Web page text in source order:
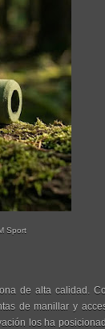
Sport
de alta calidad.
de manillar y
los ha